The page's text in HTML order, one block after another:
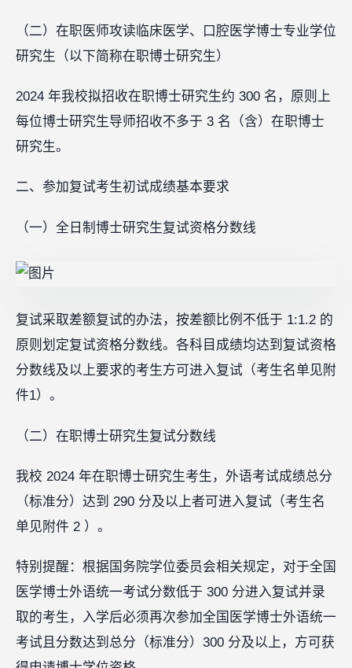
（二）在职医师攻读临床医学、口腔医学博士专业学位
研究生（以下简称在职博士研究生）
2024 年我校拟招收在职博士研究生约 300 名，原则上
每位博士研究生导师招收不多于 3 名（含）在职博士
研究生。
二、参加复试考生初试成绩基本要求
（一）全日制博士研究生复试资格分数线
复试采取差额复试的办法，按差额比例不低于 1:1.2 的
原则划定复试资格分数线。各科目成绩均达到复试资格
分数线及以上要求的考生方可进入复试（考生名单见附
件1）。
（二）在职博士研究生复试分数线
我校 2024 年在职博士研究生考生，外语考试成绩总分
（标准分）达到 290 分及以上者可进入复试（考生名
单见附件 2 ）。
特别提醒：根据国务院学位委员会相关规定，对于全国
医学博士外语统一考试分数低于 300 分进入复试并录
取的考生，入学后必须再次参加全国医学博士外语统一
考试且分数达到总分（标准分）300 分及以上，方可获